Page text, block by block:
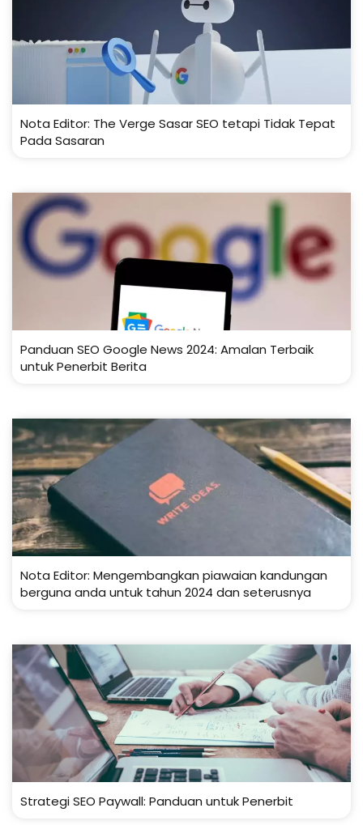
Nota Editor: The Verge Sasar SEO tetapi Tidak Tepat
Pada Sasaran
Panduan SEO Google News 2024: Amalan Terbaik
untuk Penerbit Berita
Nota Editor: Mengembangkan piawaian kandungan
berguna anda untuk tahun 2024 dan seterusnya
Strategi SEO Paywall: Panduan untuk Penerbit